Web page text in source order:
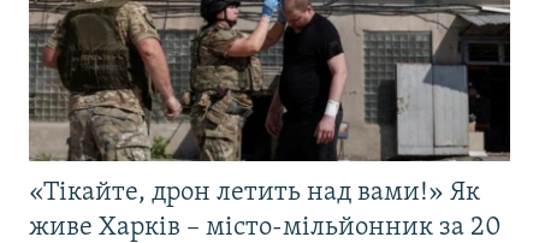
«Тікайте, дрон летить над вами!» Як
живе Харків – місто-мільйонник за 20